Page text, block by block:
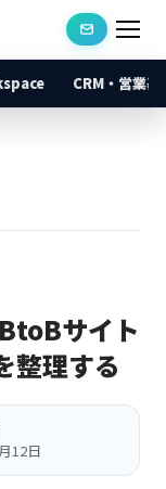
CRM・営業基
サイト
整理する
12日